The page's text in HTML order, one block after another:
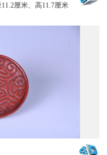
厘米、高11.7厘米